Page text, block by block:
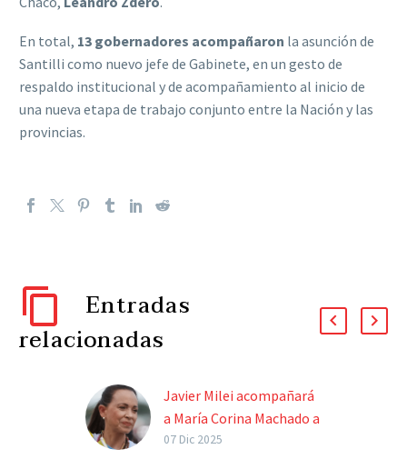
En total, 13 gobernadores acompañaron la asunción de
Santilli como nuevo jefe de Gabinete, en un gesto de
respaldo institucional y de acompañamiento al inicio de
una nueva etapa de trabajo conjunto entre la Nación y las
provincias.
Entradas
relacionadas
Javier Milei acompañará
a María Corina Machado a
recibir el Premio Nóbel
07 Dic 2025